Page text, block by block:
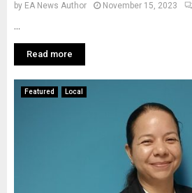
by EA News Author November 15, 2023
Read more
Featured Local